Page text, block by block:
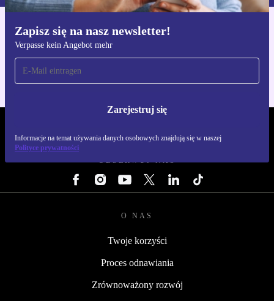
Zapisz się na nasz newsletter!
Verpasse kein Angebot mehr
Zarejestruj się
Informacje na temat używania danych osobowych znajdują się w naszej
Polityce prywatności
Pobierz aplikację refurbed
Dla iOS i Android
OBSERWUJ NAS
O NAS
Twoje korzyści
Proces odnawiania
Zrównoważony rozwój